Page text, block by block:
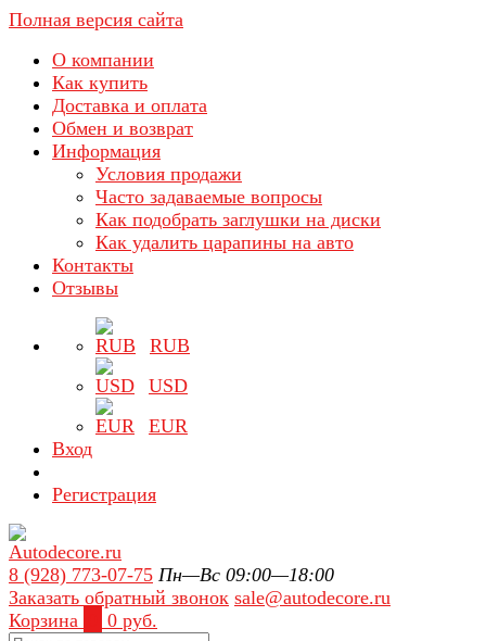
Полная версия сайта
О компании
Как купить
Доставка и оплата
Обмен и возврат
Информация
Условия продажи
Часто задаваемые вопросы
Как подобрать заглушки на диски
Как удалить царапины на авто
Контакты
Отзывы
RUB
USD
EUR
Вход
Регистрация
8 (928) 773-07-75 Пн—Вс 09:00—18:00
Заказать обратный звонок sale@autodecore.ru
Корзина
0 руб.